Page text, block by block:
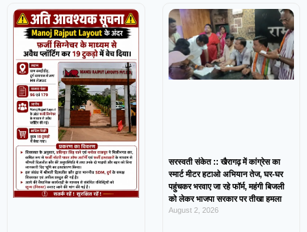
सरस्वती संकेत :: खैरागढ़ में कांग्रेस का
स्मार्ट मीटर हटाओ अभियान तेज, घर-घर
पहुंचकर भरवाए जा रहे फॉर्म, महंगी बिजली
को लेकर भाजपा सरकार पर तीखा हमला
August 2, 2026